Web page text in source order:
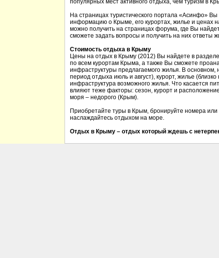
популярных мест активного отдыха, чем туризм в
На страницах туристического портала «Асинфо»
информацию о Крыме, его курортах, жилье и ценах
можно получить на страницах форума, где Вы
сможете задать вопросы и получить на них ответы
Стоимость отдыха в Крыму
Цены на отдых в Крыму (2012) Вы найдете в
по всем курортам Крыма, а также Вы сможете
инфраструктуры предлагаемого жилья. В
период отдыха июль и август), курорт, жилье
инфраструктура возможного жилья. Что касается
влияют теже факторы: сезон, курорт и
моря – недорого (Крым).
Приобретайте туры в Крым, бронируйте номера
наслаждайтесь отдыхом на море.
Отдых в Крыму – отдых который ждешь с